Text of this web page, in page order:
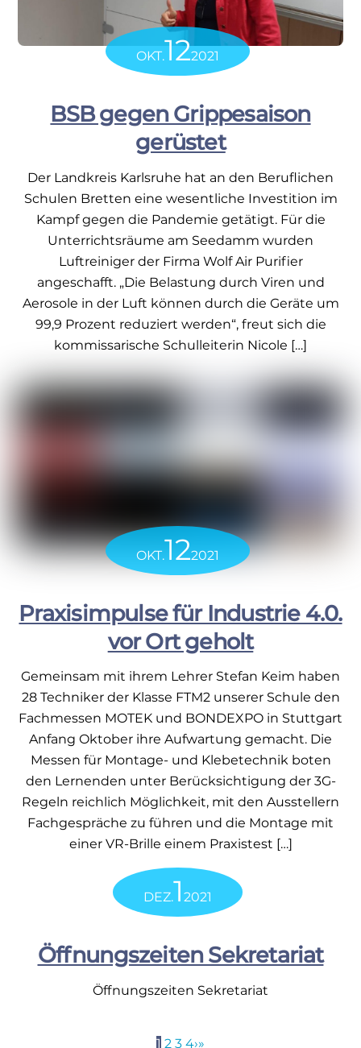
OKT.122021
BSB gegen Grippesaison
gerüstet
Der Landkreis Karlsruhe hat an den Beruflichen
Schulen Bretten eine wesentliche Investition im
Kampf gegen die Pandemie getätigt. Für die
Unterrichtsräume am Seedamm wurden
Luftreiniger der Firma Wolf Air Purifier
angeschafft. „Die Belastung durch Viren und
Aerosole in der Luft können durch die Geräte um
99,9 Prozent reduziert werden“, freut sich die
kommissarische Schulleiterin Nicole […]
OKT.122021
Praxisimpulse für Industrie 4.0.
vor Ort geholt
Gemeinsam mit ihrem Lehrer Stefan Keim haben
28 Techniker der Klasse FTM2 unserer Schule den
Fachmessen MOTEK und BONDEXPO in Stuttgart
Anfang Oktober ihre Aufwartung gemacht. Die
Messen für Montage- und Klebetechnik boten
den Lernenden unter Berücksichtigung der 3G-
Regeln reichlich Möglichkeit, mit den Ausstellern
Fachgespräche zu führen und die Montage mit
einer VR-Brille einem Praxistest […]
DEZ.12021
Öffnungszeiten Sekretariat
Öffnungszeiten Sekretariat
1 2 3 4›»